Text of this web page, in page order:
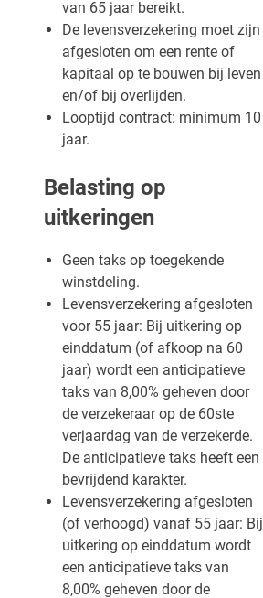
van 65 jaar bereikt.
De levensverzekering moet zijn
afgesloten om een rente of
kapitaal op te bouwen bij leven
en/of bij overlijden.
Looptijd contract: minimum 10
jaar.
Belasting op
uitkeringen
Geen taks op toegekende
winstdeling.
Levensverzekering afgesloten
voor 55 jaar: Bij uitkering op
einddatum (of afkoop na 60
jaar) wordt een anticipatieve
taks van 8,00% geheven door
de verzekeraar op de 60ste
verjaardag van de verzekerde.
De anticipatieve taks heeft een
bevrijdend karakter.
Levensverzekering afgesloten
(of verhoogd) vanaf 55 jaar: Bij
uitkering op einddatum wordt
een anticipatieve taks van
8,00% geheven door de